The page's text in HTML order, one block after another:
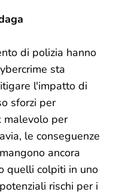
di polizia hanno
sta
l'impatto di
sforzi per
malevolo per
le conseguenze
ancora
quelli colpiti in uno
rischi per i